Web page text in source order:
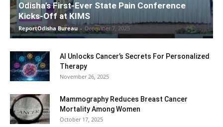
Odisha’s First-Ever State Pain Conference
Kicks-Off at KIMS
ReportOdisha Bureau - December 7, 2025
AI Unlocks Cancer’s Secrets For Personalized
Therapy
November 26, 2025
Mammography Reduces Breast Cancer
Mortality Among Women
October 17, 2025